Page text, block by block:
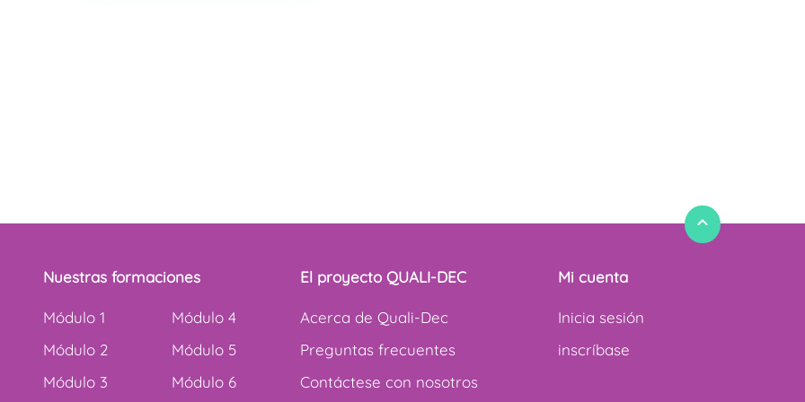
Nuestras formaciones
Módulo 1
Módulo 2
Módulo 3
Módulo 4
Módulo 5
Módulo 6
El proyecto QUALI-DEC
Acerca de Quali-Dec
Preguntas frecuentes
Contáctese con nosotros
Mi cuenta
Inicia sesión
inscríbase